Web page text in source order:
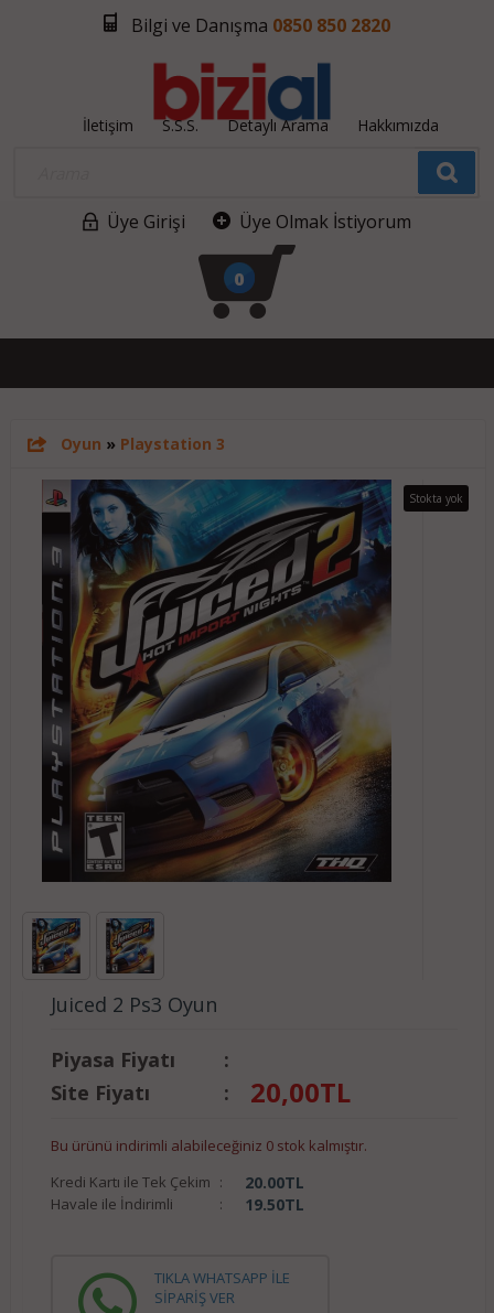
Bilgi ve Danışma 0850 850 2820
İletişim S.S.S. Detaylı Arama Hakkımızda
Üye Girişi Üye Olmak İstiyorum
0
Oyun » Playstation 3
Stokta yok
Juiced 2 Ps3 Oyun
Piyasa Fiyatı
:
Site Fiyatı
: 20,00TL
Bu ürünü indirimli alabileceğiniz 0 stok kalmıştır.
Kredi Kartı ile Tek Çekim : 20.00TL
Havale ile İndirimli : 19.50TL
TIKLA WHATSAPP İLE
SİPARİŞ VER